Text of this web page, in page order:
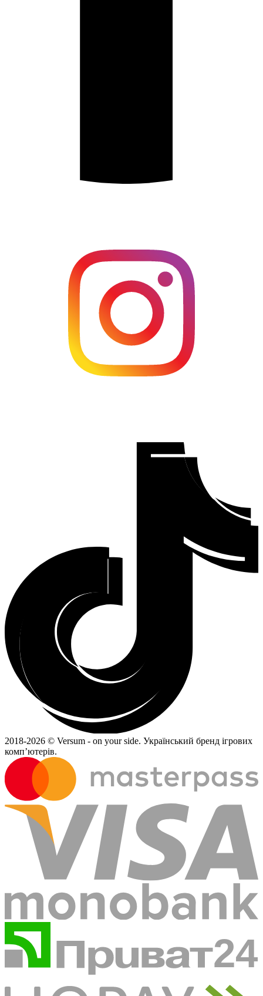
2018-2026 © Versum - on your side. Український бренд ігрових
комп’ютерів.